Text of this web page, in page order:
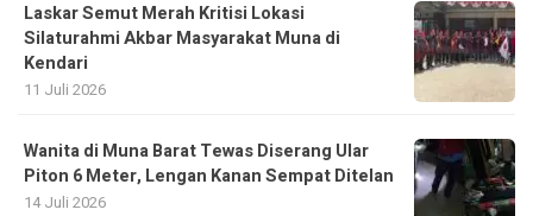
Laskar Semut Merah Kritisi Lokasi
Silaturahmi Akbar Masyarakat Muna di
Kendari
11 Juli 2026
Wanita di Muna Barat Tewas Diserang Ular
Piton 6 Meter, Lengan Kanan Sempat Ditelan
14 Juli 2026